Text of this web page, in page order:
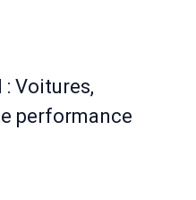
Voitures,
performance